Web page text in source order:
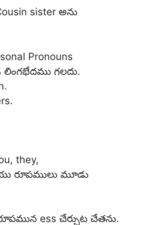
sister అను
Pronouns
గలదు.
they,
రూపములు మూడు
ess చేర్చుట చేతను.